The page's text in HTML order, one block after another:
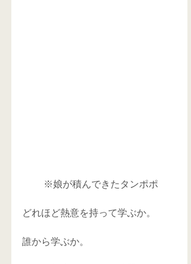
※娘が積んできたタンポポ
どれほど熱意を持って学ぶか。
誰から学ぶか。